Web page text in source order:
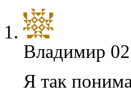
Владимир
Я так